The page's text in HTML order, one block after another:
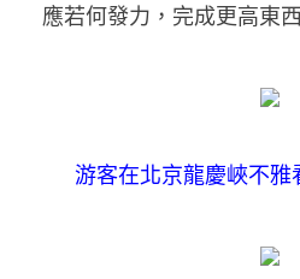
應若何發力，完成更高東
游客在北京龍慶峽不